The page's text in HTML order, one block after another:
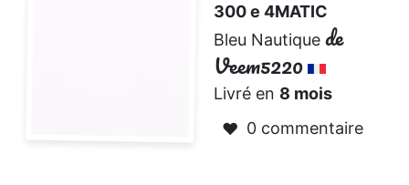
300 e 4MATIC
Bleu Nautique de
Veem5220
Livré en 8 mois
❤️ 0 commentaire